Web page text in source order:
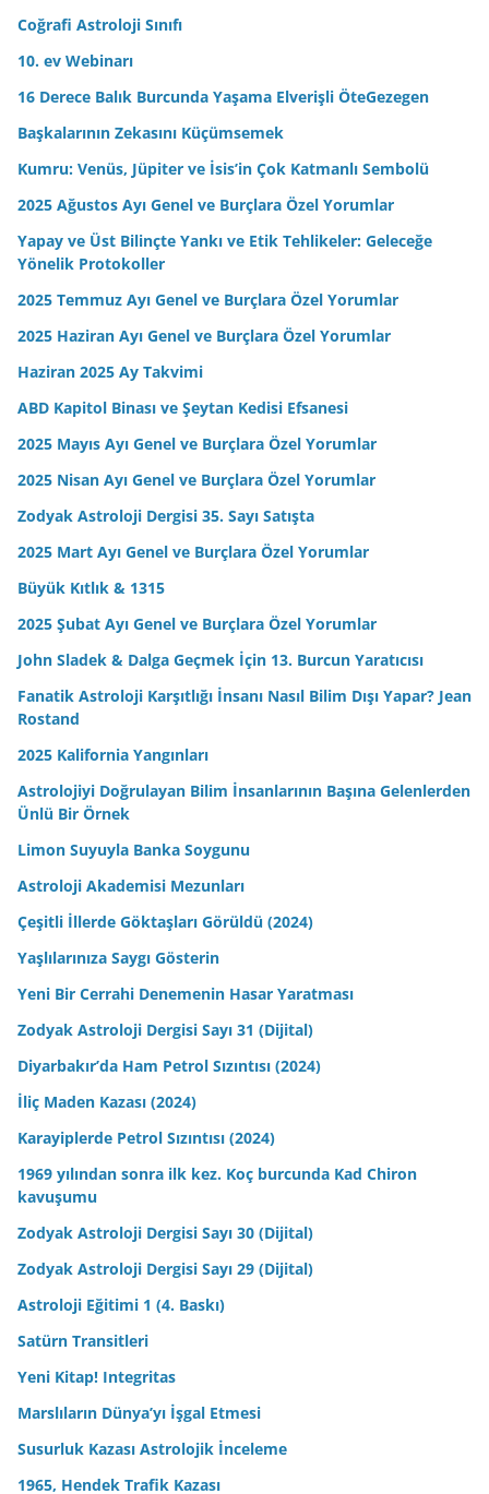
Coğrafi Astroloji Sınıfı
10. ev Webinarı
16 Derece Balık Burcunda Yaşama Elverişli ÖteGezegen
Başkalarının Zekasını Küçümsemek
Kumru: Venüs, Jüpiter ve İsis’in Çok Katmanlı Sembolü
2025 Ağustos Ayı Genel ve Burçlara Özel Yorumlar
Yapay ve Üst Bilinçte Yankı ve Etik Tehlikeler: Geleceğe
Yönelik Protokoller
2025 Temmuz Ayı Genel ve Burçlara Özel Yorumlar
2025 Haziran Ayı Genel ve Burçlara Özel Yorumlar
Haziran 2025 Ay Takvimi
ABD Kapitol Binası ve Şeytan Kedisi Efsanesi
2025 Mayıs Ayı Genel ve Burçlara Özel Yorumlar
2025 Nisan Ayı Genel ve Burçlara Özel Yorumlar
Zodyak Astroloji Dergisi 35. Sayı Satışta
2025 Mart Ayı Genel ve Burçlara Özel Yorumlar
Büyük Kıtlık & 1315
2025 Şubat Ayı Genel ve Burçlara Özel Yorumlar
John Sladek & Dalga Geçmek İçin 13. Burcun Yaratıcısı
Fanatik Astroloji Karşıtlığı İnsanı Nasıl Bilim Dışı Yapar? Jean
Rostand
2025 Kalifornia Yangınları
Astrolojiyi Doğrulayan Bilim İnsanlarının Başına Gelenlerden
Ünlü Bir Örnek
Limon Suyuyla Banka Soygunu
Astroloji Akademisi Mezunları
Çeşitli İllerde Göktaşları Görüldü (2024)
Yaşlılarınıza Saygı Gösterin
Yeni Bir Cerrahi Denemenin Hasar Yaratması
Zodyak Astroloji Dergisi Sayı 31 (Dijital)
Diyarbakır’da Ham Petrol Sızıntısı (2024)
İliç Maden Kazası (2024)
Karayiplerde Petrol Sızıntısı (2024)
1969 yılından sonra ilk kez. Koç burcunda Kad Chiron
kavuşumu
Zodyak Astroloji Dergisi Sayı 30 (Dijital)
Zodyak Astroloji Dergisi Sayı 29 (Dijital)
Astroloji Eğitimi 1 (4. Baskı)
Satürn Transitleri
Yeni Kitap! Integritas
Marslıların Dünya’yı İşgal Etmesi
Susurluk Kazası Astrolojik İnceleme
1965, Hendek Trafik Kazası